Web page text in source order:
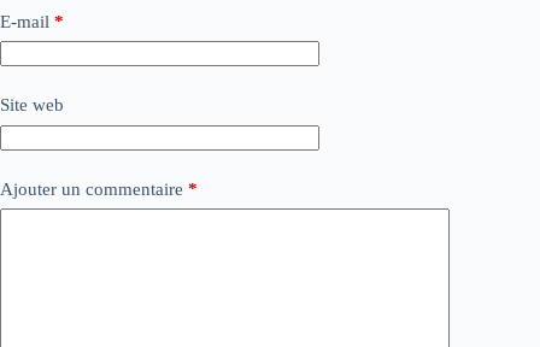
E-mail *
Site web
Ajouter un commentaire *